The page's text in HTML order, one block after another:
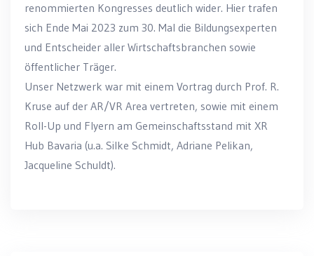
renommierten Kongresses deutlich wider. Hier trafen
sich Ende Mai 2023 zum 30. Mal die Bildungsexperten
und Entscheider aller Wirtschaftsbranchen sowie
öffentlicher Träger.
Unser Netzwerk war mit einem Vortrag durch Prof. R.
Kruse auf der AR/VR Area vertreten, sowie mit einem
Roll-Up und Flyern am Gemeinschaftsstand mit XR
Hub Bavaria (u.a. Silke Schmidt, Adriane Pelikan,
Jacqueline Schuldt).